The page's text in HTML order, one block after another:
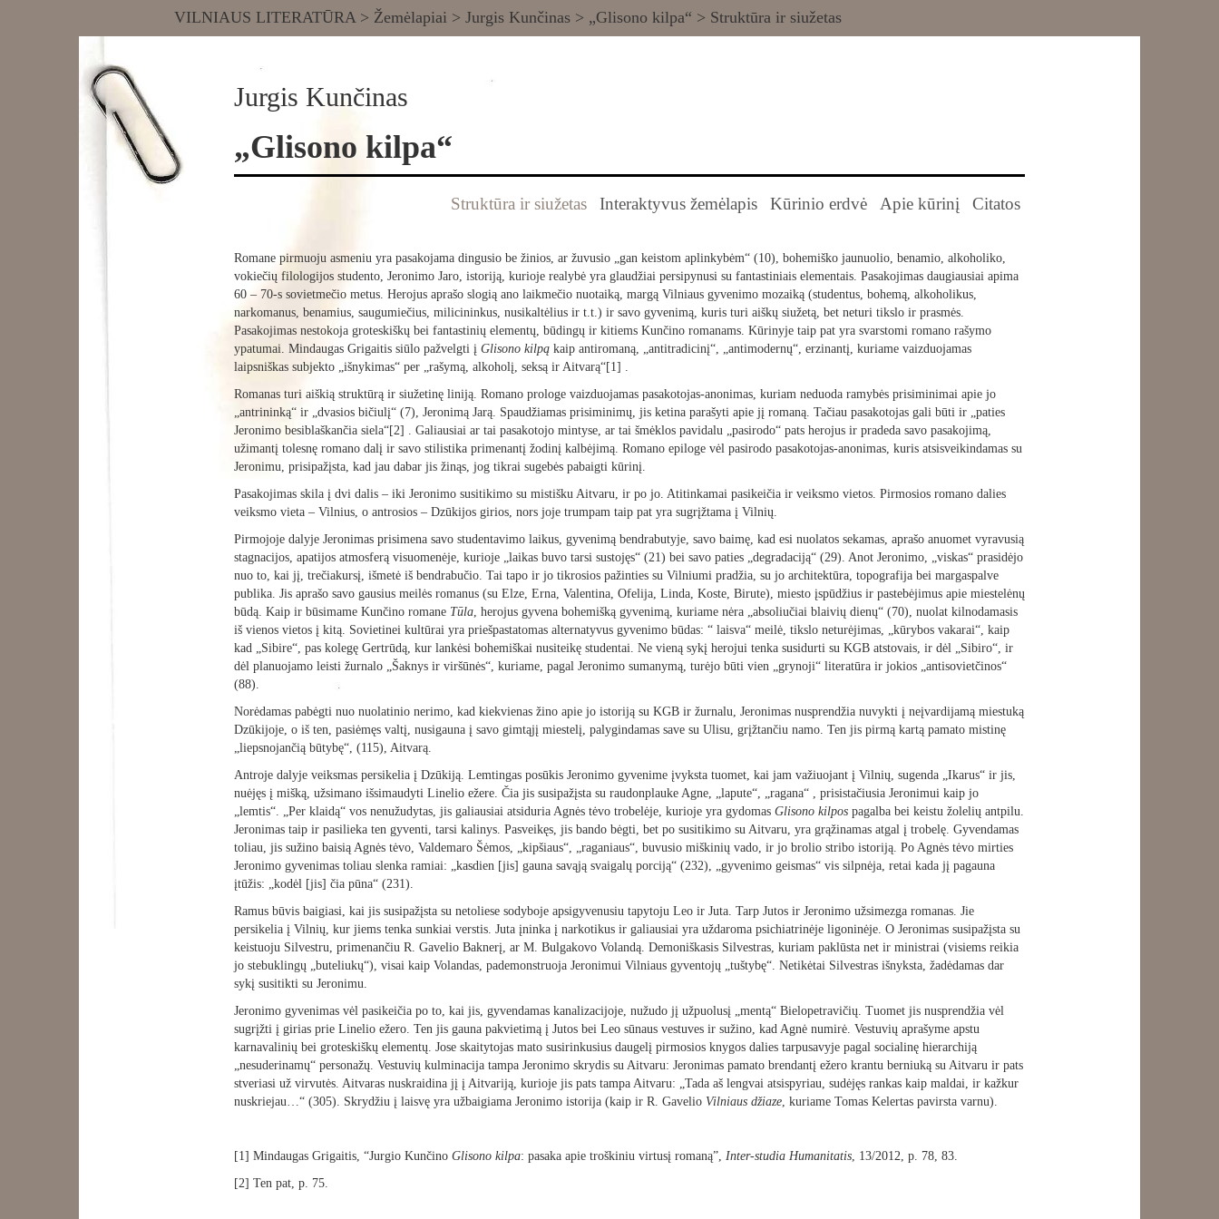
VILNIAUS LITERATŪRA> Žemėlapiai >Jurgis Kunčinas > „Glisono kilpa“ > Struktūra ir siužetas
Jurgis Kunčinas
„Glisono kilpa“
Struktūra ir siužetas Interaktyvus žemėlapis Kūrinio erdvė Apie kūrinį Citatos
Romane pirmuoju asmeniu yra pasakojama dingusio be žinios, ar žuvusio „gan keistom aplinkybėm“ (10), bohemiško jaunuolio, benamio, alkoholiko,
vokiečių filologijos studento, Jeronimo Jaro, istoriją, kurioje realybė yra glaudžiai persipynusi su fantastiniais elementais. Pasakojimas daugiausiai apima
60 – 70-s sovietmečio metus. Herojus aprašo slogią ano laikmečio nuotaiką, margą Vilniaus gyvenimo mozaiką (studentus, bohemą, alkoholikus,
narkomanus, benamius, saugumiečius, milicininkus, nusikaltėlius ir t.t.) ir savo gyvenimą, kuris turi aiškų siužetą, bet neturi tikslo ir prasmės.
Pasakojimas nestokoja groteskiškų bei fantastinių elementų, būdingų ir kitiems Kunčino romanams. Kūrinyje taip pat yra svarstomi romano rašymo
ypatumai. Mindaugas Grigaitis siūlo pažvelgti į Glisono kilpą kaip antiromaną, „antitradicinį“, „antimodernų“, erzinantį, kuriame vaizduojamas
laipsniškas subjekto „išnykimas“ per „rašymą, alkoholį, seksą ir Aitvarą“[1] .
Romanas turi aiškią struktūrą ir siužetinę liniją. Romano prologe vaizduojamas pasakotojas-anonimas, kuriam neduoda ramybės prisiminimai apie jo
„antrininką“ ir „dvasios bičiulį“ (7), Jeronimą Jarą. Spaudžiamas prisiminimų, jis ketina parašyti apie jį romaną. Tačiau pasakotojas gali būti ir „paties
Jeronimo besiblaškančia siela“[2] . Galiausiai ar tai pasakotojo mintyse, ar tai šmėklos pavidalu „pasirodo“ pats herojus ir pradeda savo pasakojimą,
užimantį tolesnę romano dalį ir savo stilistika primenantį žodinį kalbėjimą. Romano epiloge vėl pasirodo pasakotojas-anonimas, kuris atsisveikindamas su
Jeronimu, prisipažįsta, kad jau dabar jis žinąs, jog tikrai sugebės pabaigti kūrinį.
Pasakojimas skila į dvi dalis – iki Jeronimo susitikimo su mistišku Aitvaru, ir po jo. Atitinkamai pasikeičia ir veiksmo vietos. Pirmosios romano dalies
veiksmo vieta – Vilnius, o antrosios – Dzūkijos girios, nors joje trumpam taip pat yra sugrįžtama į Vilnių.
Pirmojoje dalyje Jeronimas prisimena savo studentavimo laikus, gyvenimą bendrabutyje, savo baimę, kad esi nuolatos sekamas, aprašo anuomet vyravusią
stagnacijos, apatijos atmosferą visuomenėje, kurioje „laikas buvo tarsi sustojęs“ (21) bei savo paties „degradaciją“ (29). Anot Jeronimo, „viskas“ prasidėjo
nuo to, kai jį, trečiakursį, išmetė iš bendrabučio. Tai tapo ir jo tikrosios pažinties su Vilniumi pradžia, su jo architektūra, topografija bei margaspalve
publika. Jis aprašo savo gausius meilės romanus (su Elze, Erna, Valentina, Ofelija, Linda, Koste, Birute), miesto įspūdžius ir pastebėjimus apie miestelėnų
būdą. Kaip ir būsimame Kunčino romane Tūla, herojus gyvena bohemišką gyvenimą, kuriame nėra „absoliučiai blaivių dienų“ (70), nuolat kilnodamasis
iš vienos vietos į kitą. Sovietinei kultūrai yra priešpastatomas alternatyvus gyvenimo būdas: “ laisva“ meilė, tikslo neturėjimas, „kūrybos vakarai“, kaip
kad „Sibire“, pas kolegę Gertrūdą, kur lankėsi bohemiškai nusiteikę studentai. Ne vieną sykį herojui tenka susidurti su KGB atstovais, ir dėl „Sibiro“, ir
dėl planuojamo leisti žurnalo „Šaknys ir viršūnės“, kuriame, pagal Jeronimo sumanymą, turėjo būti vien „grynoji“ literatūra ir jokios „antisovietčinos“
(88).
Norėdamas pabėgti nuo nuolatinio nerimo, kad kiekvienas žino apie jo istoriją su KGB ir žurnalu, Jeronimas nusprendžia nuvykti į neįvardijamą miestuką
Dzūkijoje, o iš ten, pasiėmęs valtį, nusigauna į savo gimtąjį miestelį, palygindamas save su Ulisu, grįžtančiu namo. Ten jis pirmą kartą pamato mistinę
„liepsnojančią būtybę“, (115), Aitvarą.
Antroje dalyje veiksmas persikelia į Dzūkiją. Lemtingas posūkis Jeronimo gyvenime įvyksta tuomet, kai jam važiuojant į Vilnių, sugenda „Ikarus“ ir jis,
nuėjęs į mišką, užsimano išsimaudyti Linelio ežere. Čia jis susipažįsta su raudonplauke Agne, „lapute“, „ragana“ , prisistačiusia Jeronimui kaip jo
„lemtis“. „Per klaidą“ vos nenužudytas, jis galiausiai atsiduria Agnės tėvo trobelėje, kurioje yra gydomas Glisono kilpos pagalba bei keistu žolelių antpilu.
Jeronimas taip ir pasilieka ten gyventi, tarsi kalinys. Pasveikęs, jis bando bėgti, bet po susitikimo su Aitvaru, yra grąžinamas atgal į trobelę. Gyvendamas
toliau, jis sužino baisią Agnės tėvo, Valdemaro Šėmos, „kipšiaus“, „raganiaus“, buvusio miškinių vado, ir jo brolio stribo istoriją. Po Agnės tėvo mirties
Jeronimo gyvenimas toliau slenka ramiai: „kasdien [jis] gauna savąją svaigalų porciją“ (232), „gyvenimo geismas“ vis silpnėja, retai kada jį pagauna
įtūžis: „kodėl [jis] čia pūna“ (231).
Ramus būvis baigiasi, kai jis susipažįsta su netoliese sodyboje apsigyvenusiu tapytoju Leo ir Juta. Tarp Jutos ir Jeronimo užsimezga romanas. Jie
persikelia į Vilnių, kur jiems tenka sunkiai verstis. Juta įninka į narkotikus ir galiausiai yra uždaroma psichiatrinėje ligoninėje. O Jeronimas susipažįsta su
keistuoju Silvestru, primenančiu R. Gavelio Baknerį, ar M. Bulgakovo Volandą. Demoniškasis Silvestras, kuriam paklūsta net ir ministrai (visiems reikia
jo stebuklingų „buteliukų“), visai kaip Volandas, pademonstruoja Jeronimui Vilniaus gyventojų „tuštybę“. Netikėtai Silvestras išnyksta, žadėdamas dar
sykį susitikti su Jeronimu.
Jeronimo gyvenimas vėl pasikeičia po to, kai jis, gyvendamas kanalizacijoje, nužudo jį užpuolusį „mentą“ Bielopetravičių. Tuomet jis nusprendžia vėl
sugrįžti į girias prie Linelio ežero. Ten jis gauna pakvietimą į Jutos bei Leo sūnaus vestuves ir sužino, kad Agnė numirė. Vestuvių aprašyme apstu
karnavalinių bei groteskiškų elementų. Jose skaitytojas mato susirinkusius daugelį pirmosios knygos dalies tarpusavyje pagal socialinę hierarchiją
„nesuderinamų“ personažų. Vestuvių kulminacija tampa Jeronimo skrydis su Aitvaru: Jeronimas pamato brendantį ežero krantu berniuką su Aitvaru ir pats
stveriasi už virvutės. Aitvaras nuskraidina jį į Aitvariją, kurioje jis pats tampa Aitvaru: „Tada aš lengvai atsispyriau, sudėjęs rankas kaip maldai, ir kažkur
nuskriejau…“ (305). Skrydžiu į laisvę yra užbaigiama Jeronimo istorija (kaip ir R. Gavelio Vilniaus džiaze, kuriame Tomas Kelertas pavirsta varnu).
[1] Mindaugas Grigaitis, “Jurgio Kunčino Glisono kilpa: pasaka apie troškiniu virtusį romaną”, Inter-studia Humanitatis, 13/2012, p. 78, 83.
[2] Ten pat, p. 75.